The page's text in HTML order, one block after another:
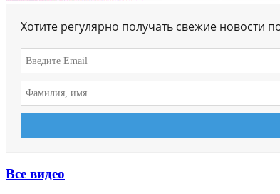
Хотите регулярно получать свежие новости
Все видео